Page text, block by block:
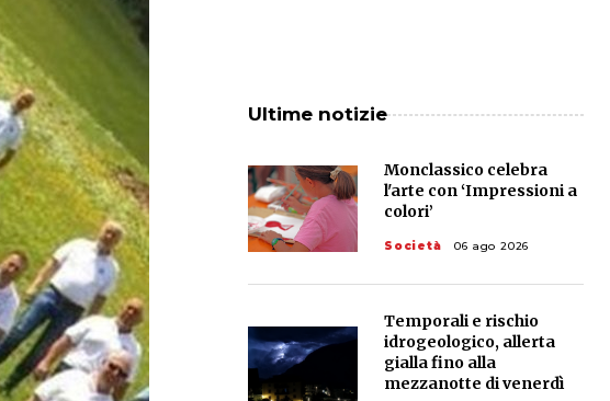
Ultime notizie
Monclassico celebra
l'arte con ‘Impressioni a
colori’
Società 06 ago 2026
Temporali e rischio
idrogeologico, allerta
gialla fino alla
mezzanotte di venerdì